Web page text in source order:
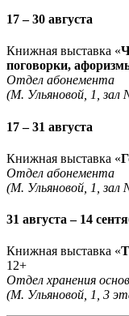
17 – 30 августа
Книжная выставка «
поговорки,
Отдел абонемента
(М. Ульяновой, 1, зал
17 – 31 августа
Книжная выставка «
Отдел абонемента
(М. Ульяновой, 1, зал
31 августа – 14
Книжная выставка «
12+
Отдел хранения
(М. Ульяновой, 1, 3